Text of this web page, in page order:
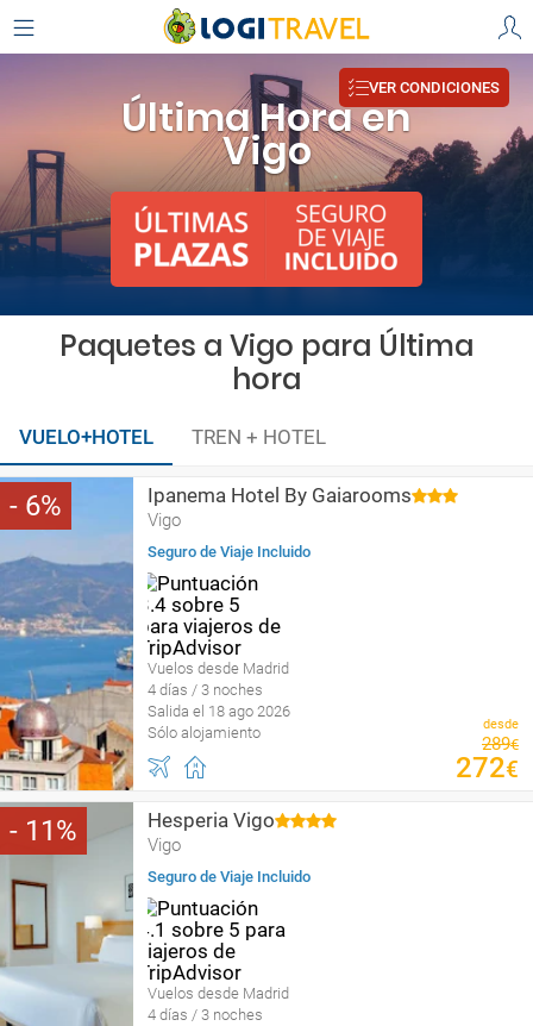
Última Hora en
Vigo
VER CONDICIONES
Paquetes a Vigo para Última
hora
VUELO+HOTEL TREN + HOTEL
6 Ipanema Hotel By Gaiarooms
Vigo
Seguro de Viaje Incluido
Vuelos desde Madrid
4 días / 3 noches
Salida el 18 ago 2026
Sólo alojamiento
desde
289€
272€
11 Hesperia Vigo
Vigo
Seguro de Viaje Incluido
Vuelos desde Madrid
4 días / 3 noches